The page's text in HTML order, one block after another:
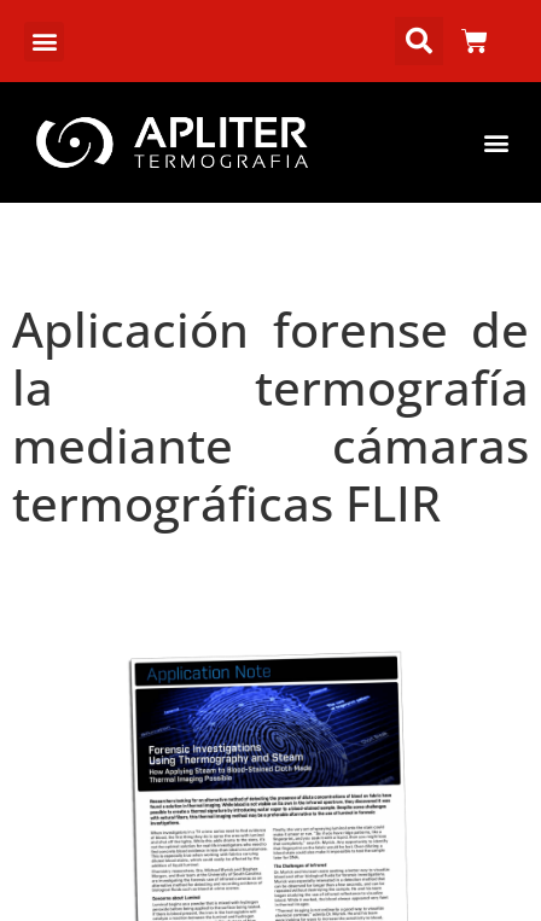
Aplicación forense de
la termografía
mediante cámaras
termográficas FLIR